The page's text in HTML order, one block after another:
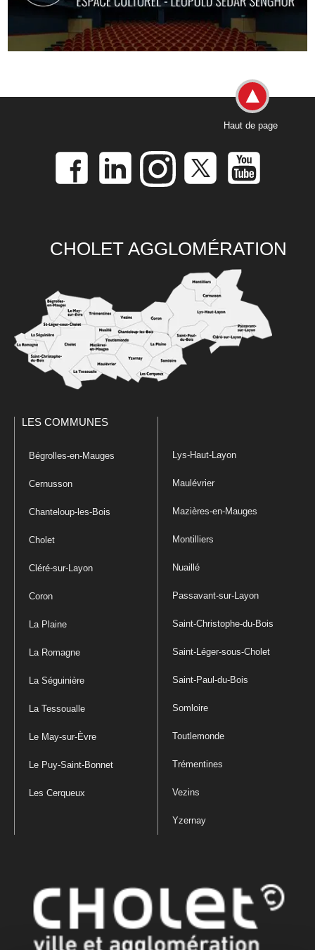
Haut de page
CHOLET AGGLOMÉRATION
LES COMMUNES
Bégrolles-en-Mauges
Cernusson
Chanteloup-les-Bois
Cholet
Cléré-sur-Layon
Coron
La Plaine
La Romagne
La Séguinière
La Tessoualle
Le May-sur-Èvre
Le Puy-Saint-Bonnet
Les Cerqueux
Lys-Haut-Layon
Maulévrier
Mazières-en-Mauges
Montilliers
Nuaillé
Passavant-sur-Layon
Saint-Christophe-du-Bois
Saint-Léger-sous-Cholet
Saint-Paul-du-Bois
Somloire
Toutlemonde
Trémentines
Vezins
Yzernay